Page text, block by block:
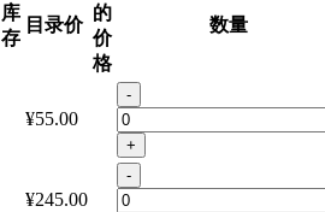
库
存
目录价
的
价
格
数量
¥55.00
-
+
¥245.00
-